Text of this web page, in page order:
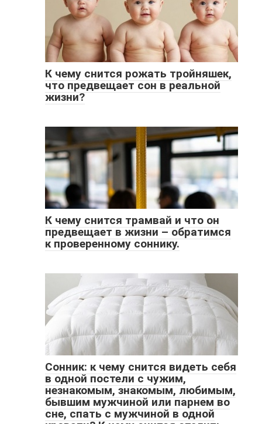
К чему снится рожать тройняшек,
что предвещает сон в реальной
жизни?
К чему снится трамвай и что он
предвещает в жизни – обратимся
к проверенному соннику.
Сонник: к чему снится видеть себя
в одной постели с чужим,
незнакомым, знакомым, любимым,
бывшим мужчиной или парнем во
сне, спать с мужчиной в одной